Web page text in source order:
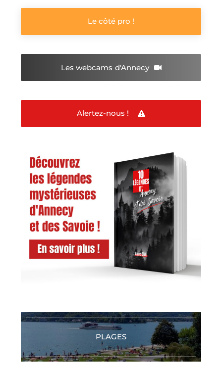
Le côté pro !
Les webcams d'Annecy
Alertez-nous !
PLAGES